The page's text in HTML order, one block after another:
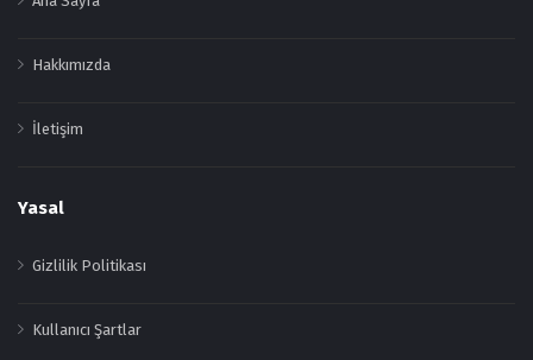
Hakkımızda
İletişim
Yasal
Gizlilik Politikası
Kullanıcı Şartlar